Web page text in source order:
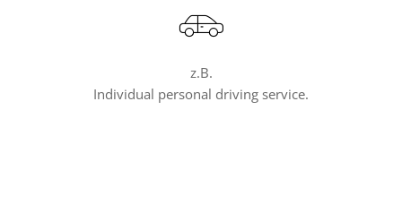
z.B.
Individual personal driving service.